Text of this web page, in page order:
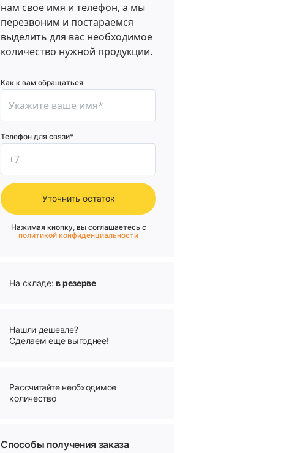
нам своё имя и телефон, а мы
перезвоним и постараемся
выделить для вас необходимое
количество нужной продукции.
Как к вам обращаться
Телефон для связи*
Уточнить остаток
Нажимая кнопку, вы соглашаетесь с
политикой конфиденциальности
На складе:в резерве
Нашли дешевле?
Сделаем ещё выгоднее!
Рассчитайте необходимое
количество
Способы получения заказа